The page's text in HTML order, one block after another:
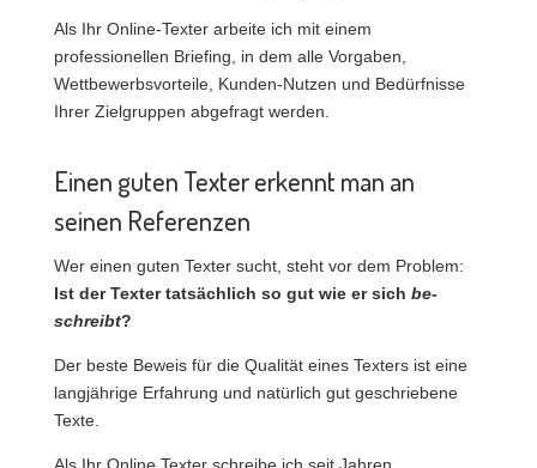
Als Ihr Online-Texter arbeite ich mit einem
professionellen Briefing, in dem alle Vorgaben,
Wettbewerbsvorteile, Kunden-Nutzen und Bedürfnisse
Ihrer Zielgruppen abgefragt werden.
Einen guten Texter erkennt man an
seinen Referenzen
Wer einen guten Texter sucht, steht vor dem Problem:
Ist der Texter tatsächlich so gut wie er sich be-
schreibt?
Der beste Beweis für die Qualität eines Texters ist eine
langjährige Erfahrung und natürlich gut geschriebene
Texte.